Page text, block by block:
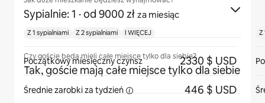
Sypialnie: 1 · od 9000 zł za miesiąc
Czy goście będą mieli całe miejsce tylko dla siebie?
Tak, goście mają całe miejsce tylko dla siebie
Z 1 sypialniami Z 2 sypialniami I WIĘCEJ
Początkowy miesięczny czynsz 2330 $ USD
Średnie zarobki za tydzień 446 $ USD
Z